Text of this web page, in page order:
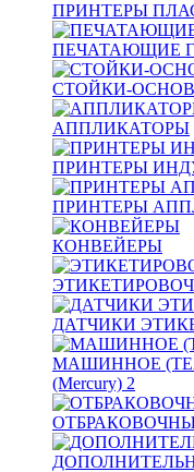
ПРИНТЕРЫ
ПЕЧАТАЮЩИЕ
СТОЙКИ-
АППЛИКАТОРЫ
ПРИНТЕРЫ
ПРИНТЕРЫ
КОНВЕЙЕРЫ
ДАТЧИКИ
МАШИННОЕ
(Mercury) 2